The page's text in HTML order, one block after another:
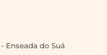
Enseada do Suá